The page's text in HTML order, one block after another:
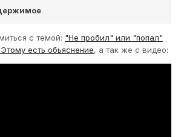
с темой: "Не пробил" или "попал"
есть обьяснение, а так же с видео: